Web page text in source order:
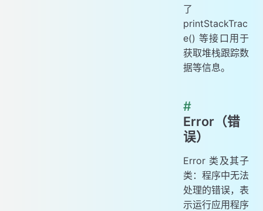
了
printStackTrac
e() 等接口用于
获取堆栈跟踪数
据等信息。
#
Error（错
误）
Error 类及其子
类：程序中无法
处理的错误，表
示运行应用程序